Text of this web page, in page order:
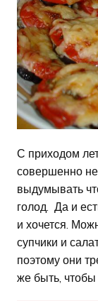
С приходом
совершенно не
выдумывать
голод. Да и
и хочется.
супчики и
поэтому они
же быть,